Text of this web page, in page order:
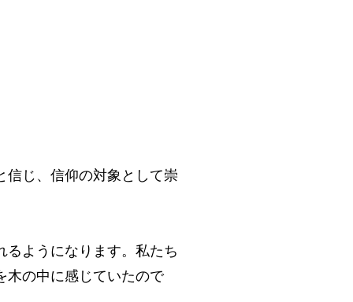
信じ、信仰の対象として崇
るようになります。私たち
木の中に感じていたので